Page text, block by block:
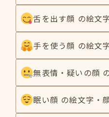
舌を出す顔 の絵文
手を使う顔 の絵文
無表情・疑いの顔
眠い顔 の絵文字・